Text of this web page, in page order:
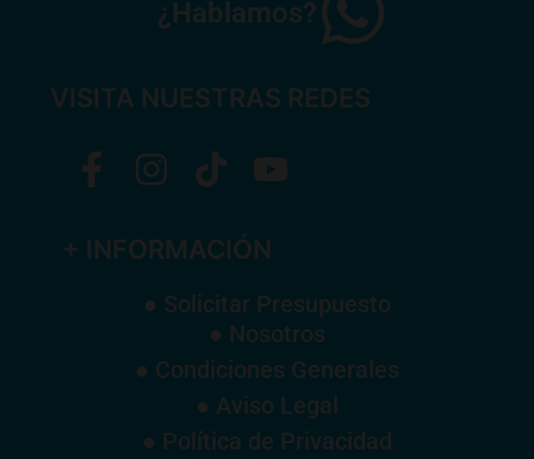
¿Hablamos?
VISITA NUESTRAS REDES
+ INFORMACIÓN
● Solicitar Presupuesto
● Nosotros
● Condiciones Generales
● Aviso Legal
● Política de Privacidad